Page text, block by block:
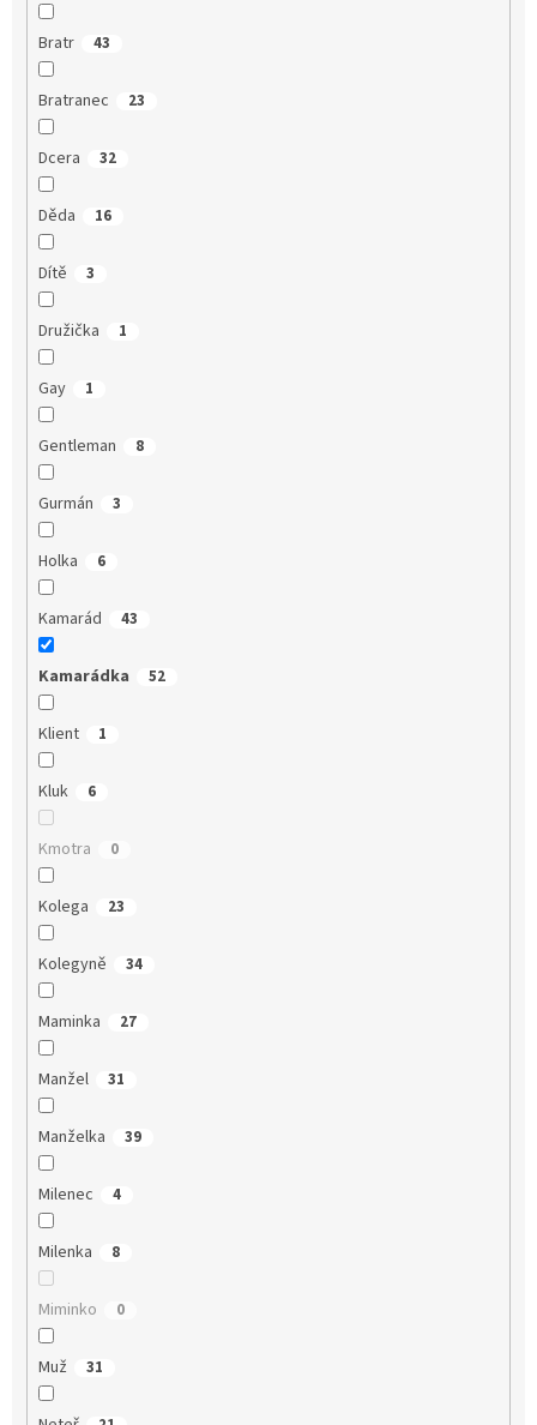
Bratr 43
Bratranec 23
Dcera 32
Děda 16
Dítě 3
Družička 1
Gay 1
Gentleman 8
Gurmán 3
Holka 6
Kamarád 43
Kamarádka 52
Klient 1
Kluk 6
Kmotra 0
Kolega 23
Kolegyně 34
Maminka 27
Manžel 31
Manželka 39
Milenec 4
Milenka 8
Miminko 0
Muž 31